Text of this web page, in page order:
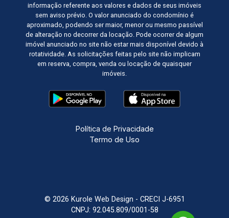
informação referente aos valores e dados de seus imóveis
sem aviso prévio. O valor anunciado do condomínio é
aproximado, podendo ser maior, menor ou mesmo passível
de alteração no decorrer da locação. Pode ocorrer de algum
imóvel anunciado no site não estar mais disponível devido à
rotatividade. As solicitações feitas pelo site não implicam
em reserva, compra, venda ou locação de quaisquer
imóveis.
Política de Privacidade
Termo de Uso
© 2026 Kurole Web Design - CRECI J-6951
CNPJ: 92.045.809/0001-58